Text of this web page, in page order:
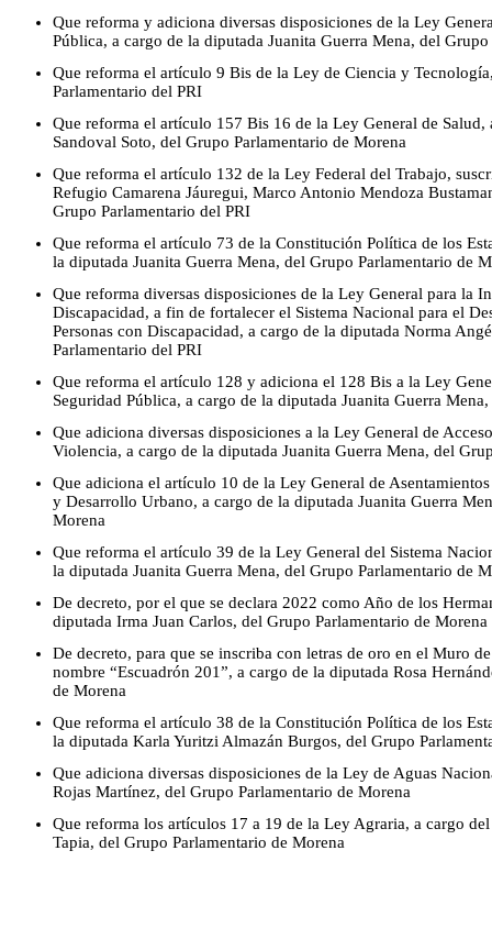
Que reforma y adiciona diversas disposiciones de la Ley
Pública, a cargo de la diputada Juanita Guerra Mena, del
Que reforma el artículo 9 Bis de la Ley de Ciencia y
Parlamentario del PRI
Que reforma el artículo 157 Bis 16 de la Ley General de
Sandoval Soto, del Grupo Parlamentario de Morena
Que reforma el artículo 132 de la Ley Federal del Trabajo,
Refugio Camarena Jáuregui, Marco Antonio Mendoza
Grupo Parlamentario del PRI
Que reforma el artículo 73 de la Constitución Política de los
la diputada Juanita Guerra Mena, del Grupo Parlamentario de
Que reforma diversas disposiciones de la Ley General para la
Discapacidad, a fin de fortalecer el Sistema Nacional para el
Personas con Discapacidad, a cargo de la diputada Norma
Parlamentario del PRI
Que reforma el artículo 128 y adiciona el 128 Bis a la Ley
Seguridad Pública, a cargo de la diputada Juanita Guerra
Que adiciona diversas disposiciones a la Ley General de
Violencia, a cargo de la diputada Juanita Guerra Mena, del
Que adiciona el artículo 10 de la Ley General de
y Desarrollo Urbano, a cargo de la diputada Juanita Guerra
Morena
Que reforma el artículo 39 de la Ley General del Sistema
la diputada Juanita Guerra Mena, del Grupo Parlamentario de
De decreto, por el que se declara 2022 como Año de los
diputada Irma Juan Carlos, del Grupo Parlamentario de Morena
De decreto, para que se inscriba con letras de oro en el Muro
nombre “Escuadrón 201”, a cargo de la diputada Rosa
de Morena
Que reforma el artículo 38 de la Constitución Política de los
la diputada Karla Yuritzi Almazán Burgos, del Grupo
Que adiciona diversas disposiciones de la Ley de Aguas
Rojas Martínez, del Grupo Parlamentario de Morena
Que reforma los artículos 17 a 19 de la Ley Agraria, a cargo
Tapia, del Grupo Parlamentario de Morena